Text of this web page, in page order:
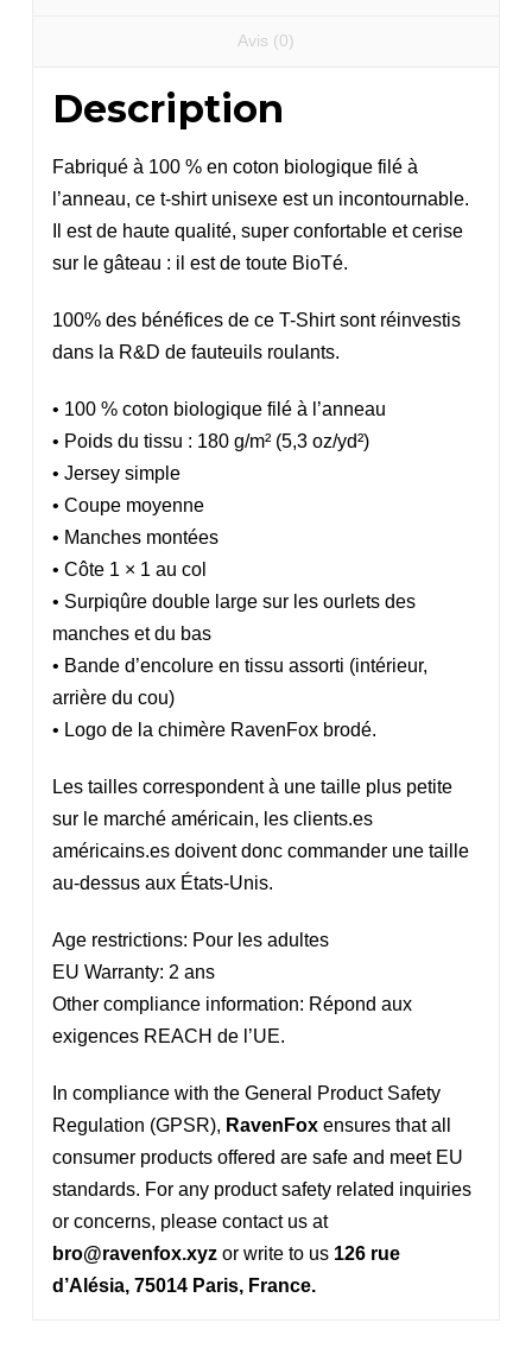
Avis (0)
Description
Fabriqué à 100 % en coton biologique filé à
l’anneau, ce t-shirt unisexe est un incontournable.
Il est de haute qualité, super confortable et cerise
sur le gâteau : il est de toute BioTé.
100% des bénéfices de ce T-Shirt sont réinvestis
dans la R&D de fauteuils roulants.
• 100 % coton biologique filé à l’anneau
• Poids du tissu : 180 g/m² (5,3 oz/yd²)
• Jersey simple
• Coupe moyenne
• Manches montées
• Côte 1 × 1 au col
• Surpiqûre double large sur les ourlets des
manches et du bas
• Bande d’encolure en tissu assorti (intérieur,
arrière du cou)
• Logo de la chimère RavenFox brodé.
Les tailles correspondent à une taille plus petite
sur le marché américain, les clients.es
américains.es doivent donc commander une taille
au-dessus aux États-Unis.
Age restrictions: Pour les adultes
EU Warranty: 2 ans
Other compliance information: Répond aux
exigences REACH de l’UE.
In compliance with the General Product Safety
Regulation (GPSR), RavenFoxensures that all
consumer products offered are safe and meet EU
standards. For any product safety related inquiries
or concerns, please contact us at
bro@ravenfox.xyzor write to us 126 rue
d’Alésia, 75014 Paris, France.